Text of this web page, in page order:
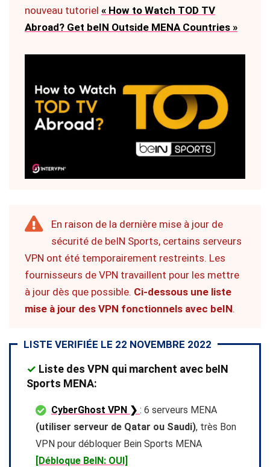
nouveau tutoriel « How to Watch TOD TV
Abroad? Get beIN Outside MENA Countries »
En raison de la dernière mise à jour de
sécurité de beIN Sports, certains serveurs
VPN ont été temporairement restreints. Les
fournisseurs de VPN travaillent pour les mettre
à jour dès que possible. Ci-dessous une liste
mise à jour des VPN fonctionnels avec beIN.
LISTE VERIFIÉE LE 22 NOVEMBRE 2022
✓ Liste des VPN qui marchent avec beIN
Sports MENA:
CyberGhost VPN ❯ : 6 serveurs MENA
(utiliser serveur de Qatar ou Saudi), très Bon
VPN pour débloquer Bein Sports MENA
[Débloque BeIN: OUI]